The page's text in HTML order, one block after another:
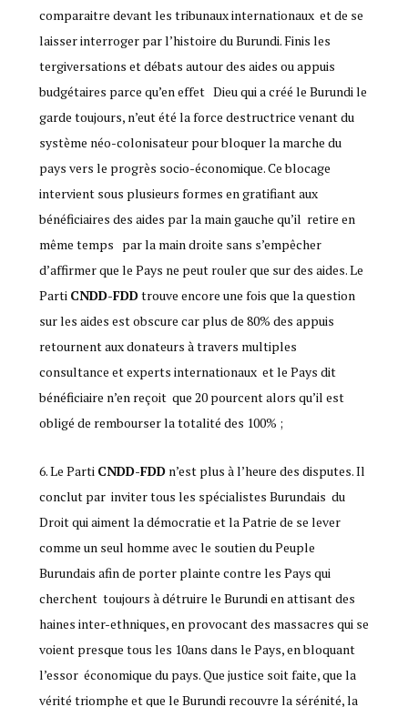
comparaitre devant les tribunaux internationaux et de se
laisser interroger par l’histoire du Burundi. Finis les
tergiversations et débats autour des aides ou appuis
budgétaires parce qu’en effet Dieu qui a créé le Burundi le
garde toujours, n’eut été la force destructrice venant du
système néo-colonisateur pour bloquer la marche du
pays vers le progrès socio-économique. Ce blocage
intervient sous plusieurs formes en gratifiant aux
bénéficiaires des aides par la main gauche qu’il retire en
même temps par la main droite sans s’empêcher
d’affirmer que le Pays ne peut rouler que sur des aides. Le
Parti CNDD-FDDtrouve encore une fois que la question
sur les aides est obscure car plus de 80% des appuis
retournent aux donateurs à travers multiples
consultance et experts internationaux et le Pays dit
bénéficiaire n’en reçoit que 20 pourcent alors qu’il est
obligé de rembourser la totalité des 100% ;
6. Le Parti CNDD-FDDn’est plus à l’heure des disputes. Il
conclut par inviter tous les spécialistes Burundais du
Droit qui aiment la démocratie et la Patrie de se lever
comme un seul homme avec le soutien du Peuple
Burundais afin de porter plainte contre les Pays qui
cherchent toujours à détruire le Burundi en attisant des
haines inter-ethniques, en provocant des massacres qui se
voient presque tous les 10ans dans le Pays, en bloquant
l’essor économique du pays. Que justice soit faite, que la
vérité triomphe et que le Burundi recouvre la sérénité, la